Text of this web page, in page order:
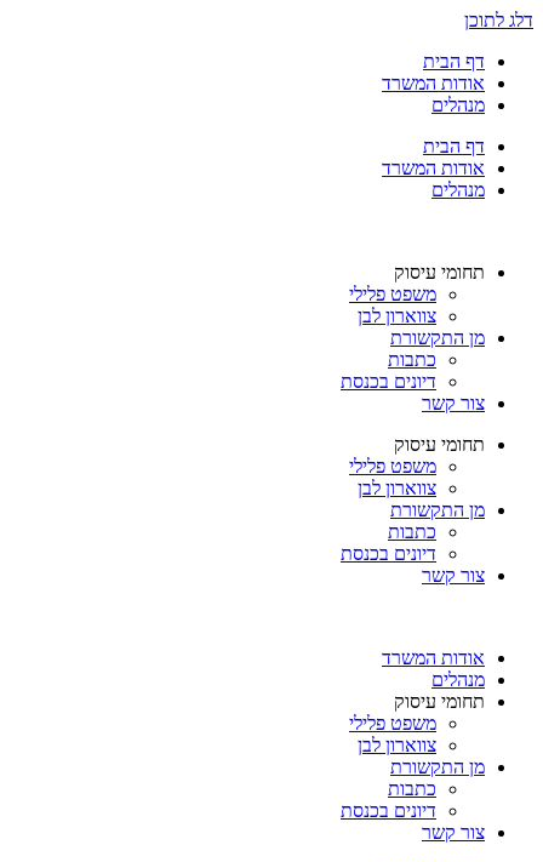
דלג לתוכן
דף הבית
אודות המשרד
מנהלים
דף הבית
אודות המשרד
מנהלים
תחומי עיסוק
משפט פלילי
צווארון לבן
מן התקשורת
כתבות
דיונים בכנסת
צור קשר
תחומי עיסוק
משפט פלילי
צווארון לבן
מן התקשורת
כתבות
דיונים בכנסת
צור קשר
אודות המשרד
מנהלים
תחומי עיסוק
משפט פלילי
צווארון לבן
מן התקשורת
כתבות
דיונים בכנסת
צור קשר